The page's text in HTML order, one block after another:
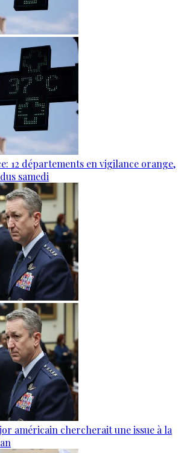
12 départements en vigilance orange,
samedi
américain chercherait une issue à la